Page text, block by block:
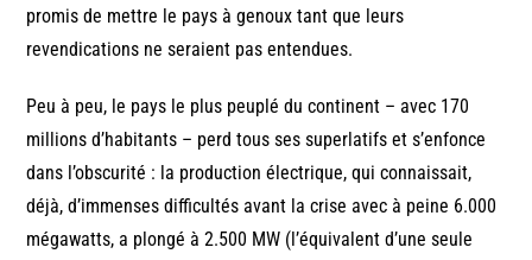
promis de mettre le pays à genoux tant que leurs
revendications ne seraient pas entendues.
Peu à peu, le pays le plus peuplé du continent – avec 170
millions d’habitants – perd tous ses superlatifs et s’enfonce
dans l’obscurité : la production électrique, qui connaissait,
déjà, d’immenses difficultés avant la crise avec à peine 6.000
mégawatts, a plongé à 2.500 MW (l’équivalent d’une seule